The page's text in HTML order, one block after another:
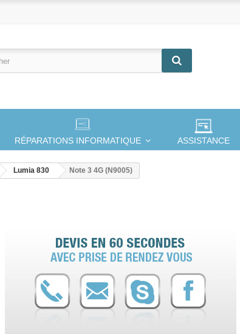
RÉPARATIONS INFORMATIQUE ASSISTANCE
Lumia 830 Note 3 4G (N9005)